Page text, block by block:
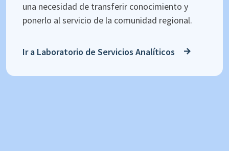
una necesidad de transferir conocimiento y
ponerlo al servicio de la comunidad regional.
Ir a Laboratorio de Servicios Analíticos